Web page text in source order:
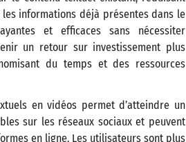
informations déjà présentes dans le
et efficaces sans nécessiter
un retour sur investissement plus
du temps et des ressources
en vidéos permet d’atteindre un
sur les réseaux sociaux et peuvent
en ligne. Les utilisateurs sont plus